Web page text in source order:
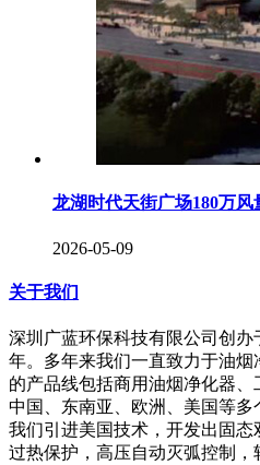
龙湖时代天街广场180万风
2026-05-09
关于我们
深圳广蓝环保科技有限公司创办
年。多年来我们一直致力于油
的产品线包括商用油烟净化器
中国、东南亚、欧洲、美国等多
我们引进美国技术，开发出固
过热保护，高压自动灭弧控制